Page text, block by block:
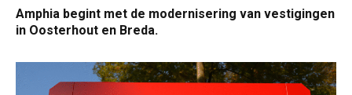
Amphia begint met de modernisering van vestigingen
in Oosterhout en Breda.